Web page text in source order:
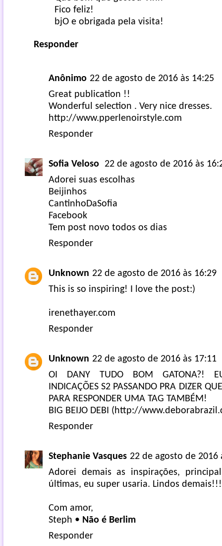
Fico feliz!
bjO e obrigada pela visita!
Responder
Anônimo 22 de agosto de 2016 às 14:25
Great publication !!
Wonderful selection . Very nice dresses.
http://www.pperlenoirstyle.com
Responder
Sofia Veloso 22 de agosto de 2016 às
Adorei suas escolhas
Beijinhos
CantinhoDaSofia
Facebook
Tem post novo todos os dias
Responder
Unknown 22 de agosto de 2016 às 16:29
This is so inspiring! I love the post:)
irenethayer.com
Responder
Unknown 22 de agosto de 2016 às 17:11
OI DANY TUDO BOM GATONA?!
INDICAÇÕES S2 PASSANDO PRA DIZER
PARA RESPONDER UMA TAG TAMBÉM!
BIG BEIJO DEBI (http://
Responder
Stephanie Vasques 22 de agosto de 2016
Adorei demais as inspirações,
últimas, eu super usaria. Lindos
Com amor,
Steph • Não é Berlim
Responder